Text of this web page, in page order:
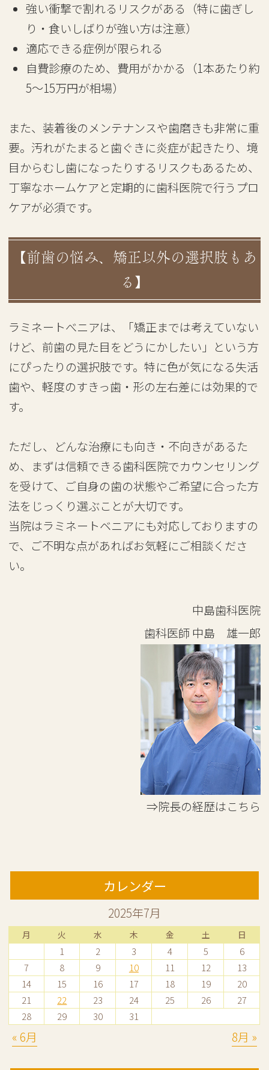
強い衝撃で割れるリスクがある（特に歯ぎし
り・食いしばりが強い方は注意）
適応できる症例が限られる
自費診療のため、費用がかかる（1本あたり約
5〜15万円が相場）
また、装着後のメンテナンスや歯磨きも非常に重
要。汚れがたまると歯ぐきに炎症が起きたり、境
目からむし歯になったりするリスクもあるため、
丁寧なホームケアと定期的に歯科医院で行うプロ
ケアが必須です。
【前歯の悩み、矯正以外の選択肢もあ
る】
ラミネートべニアは、「矯正までは考えていない
けど、前歯の見た目をどうにかしたい」という方
にぴったりの選択肢です。特に色が気になる失活
歯や、軽度のすきっ歯・形の左右差には効果的で
す。
ただし、どんな治療にも向き・不向きがあるた
め、まずは信頼できる歯科医院でカウンセリング
を受けて、ご自身の歯の状態やご希望に合った方
法をじっくり選ぶことが大切です。
当院はラミネートベニアにも対応しておりますの
で、ご不明な点があればお気軽にご相談くださ
い。
中島歯科医院
歯科医師中島 雄一郎
⇒院長の経歴はこちら
カレンダー
2025年7月
月 火 水 木 金 土 日
1 2 3 4 5
6
7
8 9 10 11 12
13
14
15 16 17 18 19
20
21
22 23 24 25 26
27
28
29 30 31
« 6月 8月 »